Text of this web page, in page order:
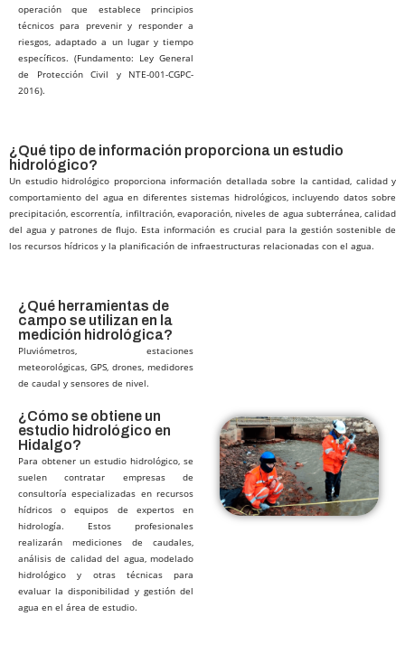
operación que establece principios
técnicos para prevenir y responder a
riesgos, adaptado a un lugar y tiempo
específicos. (Fundamento: Ley General
de Protección Civil y NTE-001-CGPC-
2016).
¿Qué tipo de información proporciona un estudio
hidrológico?
Un estudio hidrológico proporciona información detallada sobre la cantidad, calidad y
comportamiento del agua en diferentes sistemas hidrológicos, incluyendo datos sobre
precipitación, escorrentía, infiltración, evaporación, niveles de agua subterránea, calidad
del agua y patrones de flujo. Esta información es crucial para la gestión sostenible de
los recursos hídricos y la planificación de infraestructuras relacionadas con el agua.
¿Qué herramientas de
campo se utilizan en la
medición hidrológica?
Pluviómetros, estaciones
meteorológicas, GPS, drones, medidores
de caudal y sensores de nivel.
¿Cómo se obtiene un
estudio hidrológico en
Hidalgo?
Para obtener un estudio hidrológico, se
suelen contratar empresas de
consultoría especializadas en recursos
hídricos o equipos de expertos en
hidrología. Estos profesionales
realizarán mediciones de caudales,
análisis de calidad del agua, modelado
hidrológico y otras técnicas para
evaluar la disponibilidad y gestión del
agua en el área de estudio.